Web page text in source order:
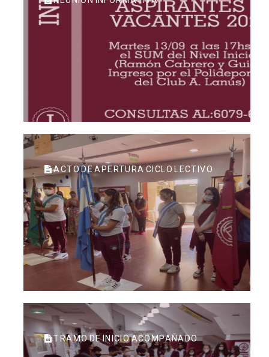
ACTO DE APERTURA CICLO LECTIVO
TRAMO DE INICIO ACOMPAÑADO